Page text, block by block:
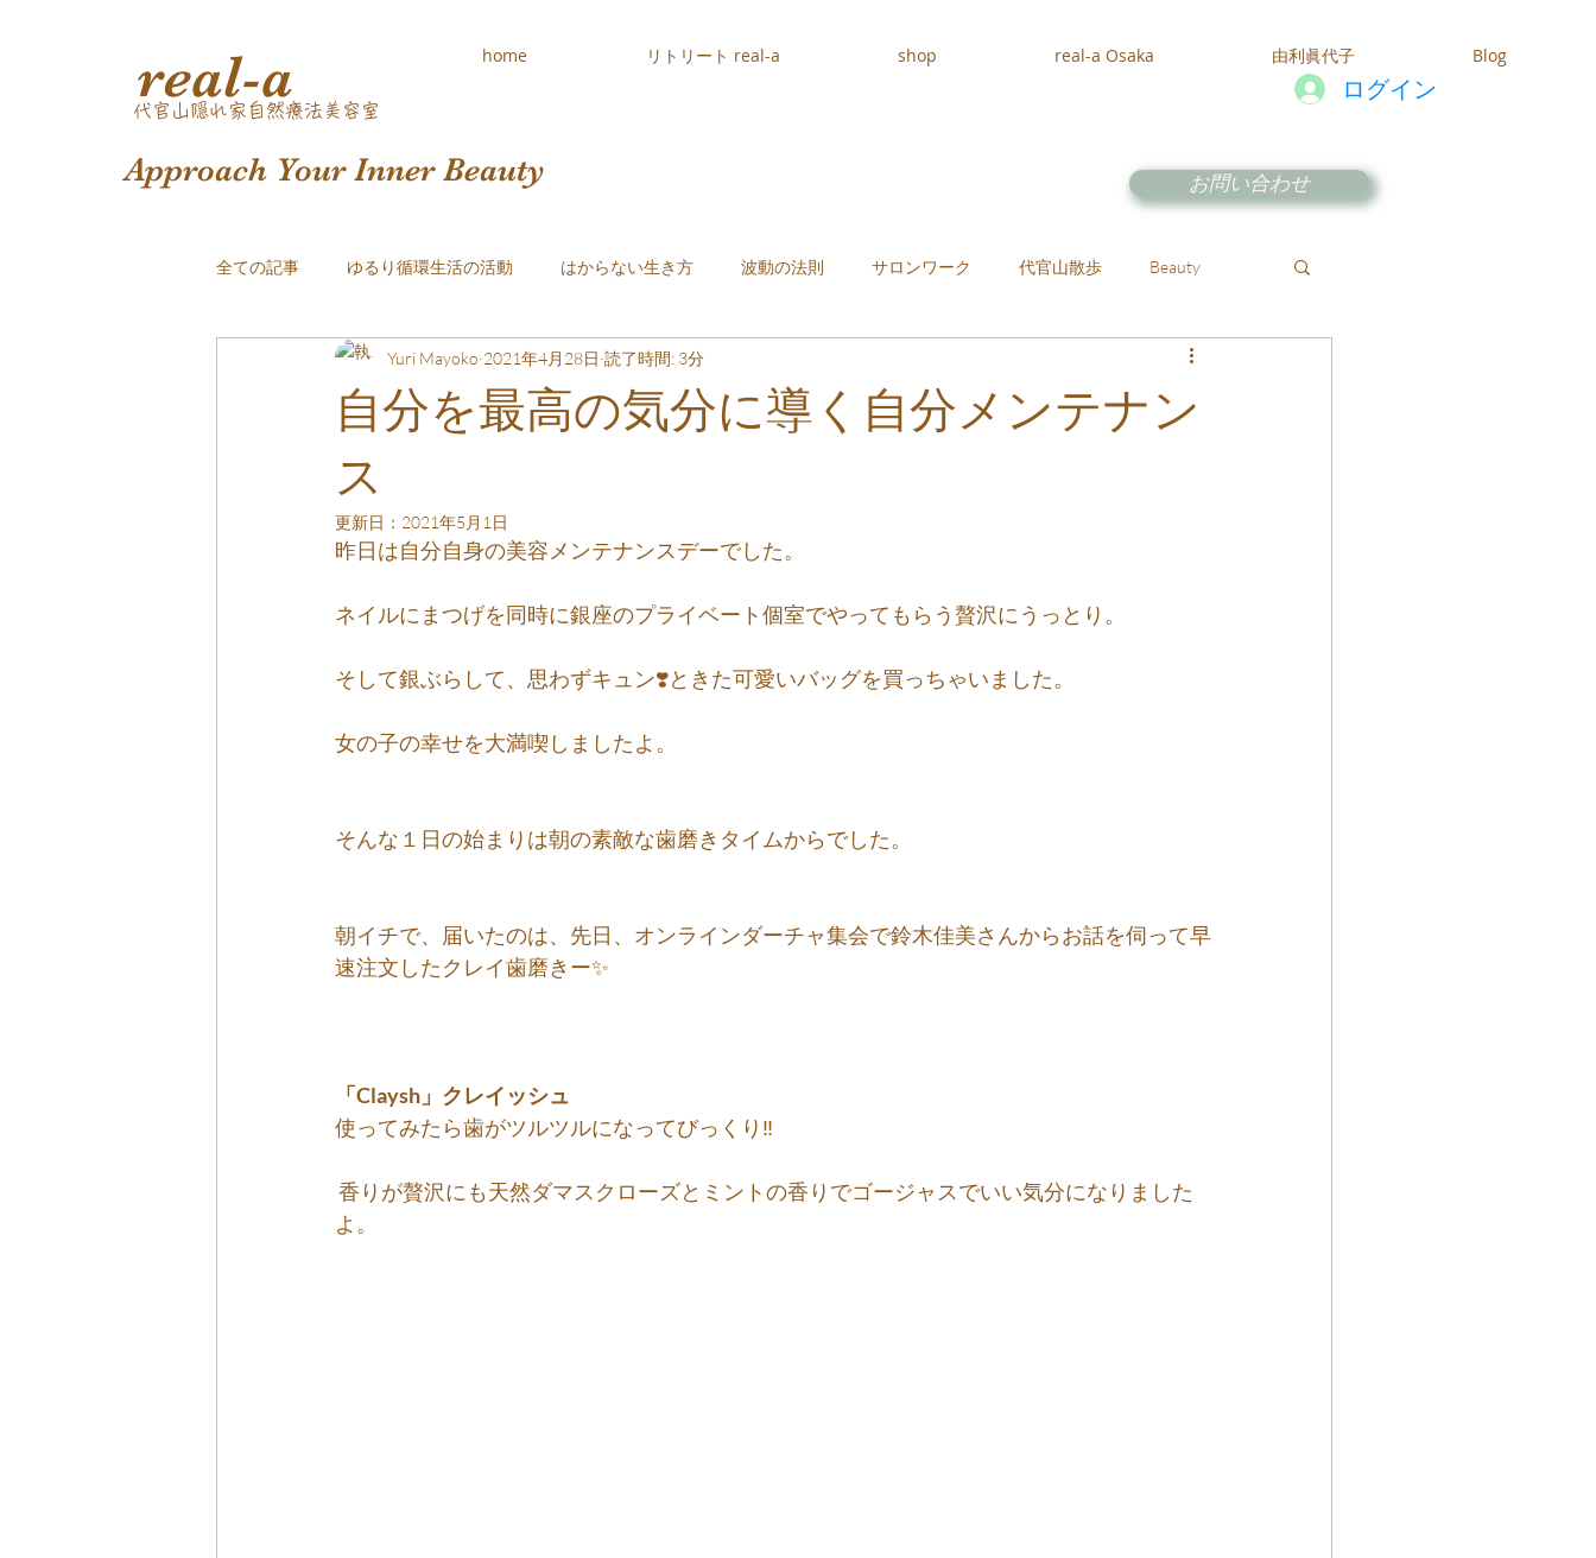
real-a home リトリート real-a shop real-a Osaka 由利眞代子 Blog
ログイン
​代官山隠れ家自然療法美容室
Approach Your Inner Beauty お問い合わせ
全ての記事 ゆるり循環生活の活動 はからない生き方 波動の法則 サロンワーク 代官山散歩 Beauty
おしゃれな白髪染め
自分を最高の気分に導く自分メンテナン
ス
Yuri Mayoko 2021年4月28日 読了時間: 3分
更新日： 2021年5月1日
昨日は自分自身の美容メンテナンスデーでした。
ネイルにまつげを同時に銀座のプライベート個室でやってもらう贅沢にうっとり。
そして銀ぶらして、思わずキュン❣️ときた可愛いバッグを買っちゃいました。
女の子の幸せを大満喫しましたよ。
そんな１日の始まりは朝の素敵な歯磨きタイムからでした。
朝イチで、届いたのは、先日、オンラインダーチャ集会で鈴木佳美さんからお話を伺って早
速注文したクレイ歯磨きー✨
「Claysh」クレイッシュ
使ってみたら歯がツルツルになってびっくり‼️
よ。